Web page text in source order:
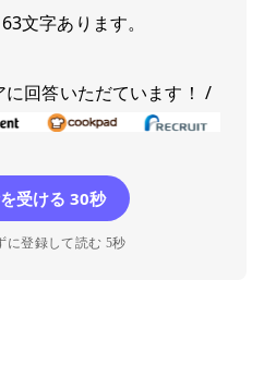
文字あります。
回答いただています！ /
受ける 30秒
に登録して読む 5秒